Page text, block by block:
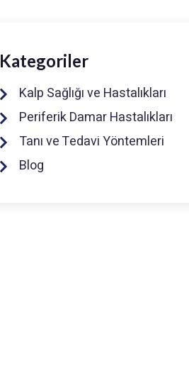
Kategoriler
Kalp Sağlığı ve Hastalıkları
Periferik Damar Hastalıkları
Tanı ve Tedavi Yöntemleri
Blog